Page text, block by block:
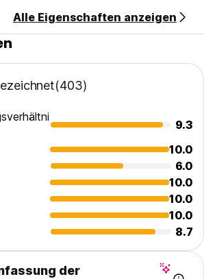
11.30-12.00
(Auto-translated from original
Alle Eigenschaften anzeigen
(403)
9.3
10.0
6.0
10.0
10.0
10.0
8.7
der